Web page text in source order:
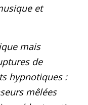
et
mais
de
hypnotiques :
mêlées